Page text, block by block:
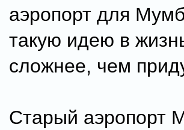
аэропорт для
такую идею в
сложнее, чем
Старый аэропорт